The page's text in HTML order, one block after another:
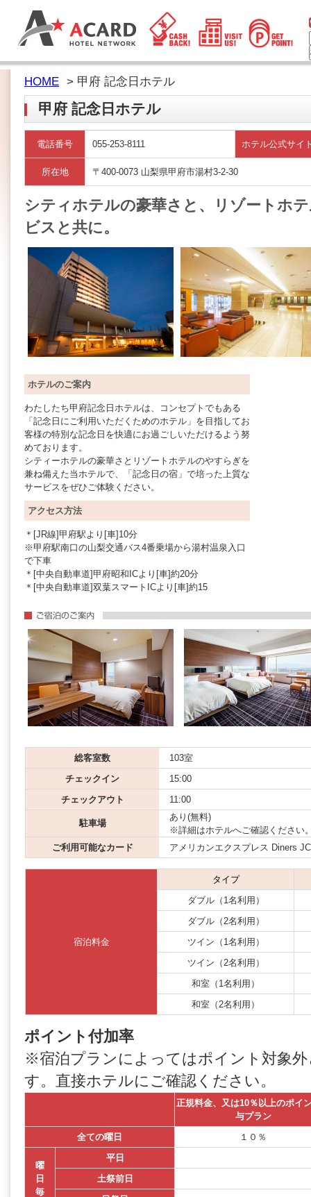
HOME > 甲府 記念日ホテル
甲府 記念日ホテル
電話番号 055-253-8111 ホテル公式サイ
所在地 〒400-0073 山梨県甲府市湯村3-2-30
シティホテルの豪華さと、リゾートホ
ビスと共に。
ホテルのご案内
わたしたち甲府記念日ホテルは、コンセプトでもある
「記念日にご利用いただくためのホテル」を目指してお
客様の特別な記念日を快適にお過ごしいただけるよう努
めております。
シティーホテルの豪華さとリゾートホテルのやすらぎを
兼ね備えた当ホテルで、「記念日の宿」で培った上質な
サービスをぜひご体験ください。
アクセス方法
＊[JR線]甲府駅より[車]10分
※甲府駅南口の山梨交通バス4番乗場から湯村温泉入口
で下車
＊[中央自動車道]甲府昭和ICより[車]約20分
＊[中央自動車道]双葉スマートICより[車]約15
総客室数
103室
チェックイン
15:00
チェックアウト
11:00
駐車場
あり(無料)
※詳細はホテルへご確認ください
ご利用可能なカード
アメリカンエクスプレス Diners
宿泊料金
タイプ
ダブル（1名利用）
ダブル（2名利用）
ツイン（1名利用）
ツイン（2名利用）
和室（1名利用）
和室（2名利用）
ポイント付加率
※宿泊プランによってはポイント対象
す。直接ホテルにご確認ください。
正規料金、又は10％以上のポイ
与プラン
全ての曜日
１０％
曜
日
毎
平日
土祭前日